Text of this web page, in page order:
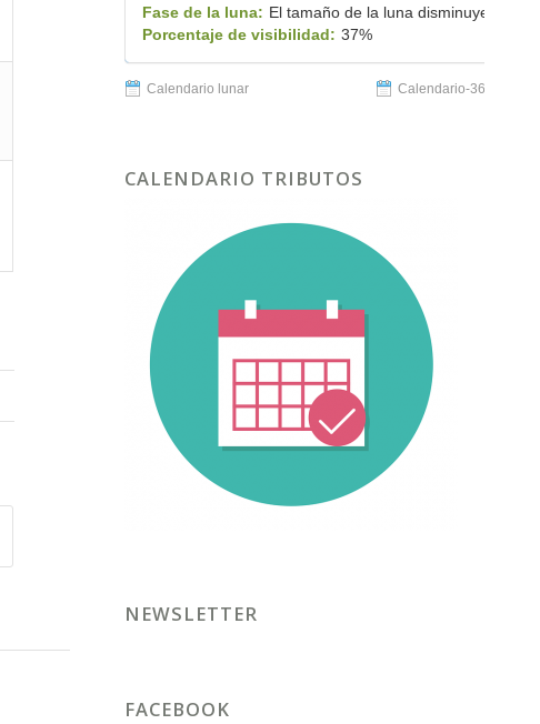
Fase de la luna: El tamaño de la luna disminuye
Porcentaje de visibilidad: 37%
Calendario lunar Calendario-365.es
CALENDARIO TRIBUTOS
NEWSLETTER
FACEBOOK